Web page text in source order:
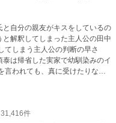
自分の親友がキスをしているの
解釈してしまった主人公の田中
てしまう主人公の判断の早さ
は帰省した実家で幼馴染みのイ
件